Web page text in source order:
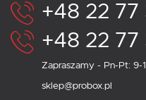
+48 22 77
+48 22 77
Zapraszamy - Pn-Pt: 9-
sklep@probox.pl